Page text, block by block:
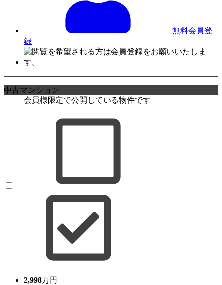
無料会員登
録
中古マンション
会員様限定で公開している物件です
2,998万円